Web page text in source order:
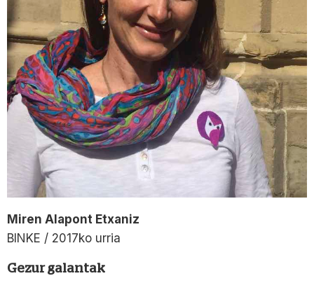
Miren Alapont Etxaniz
BINKE / 2017ko urria
Gezur galantak